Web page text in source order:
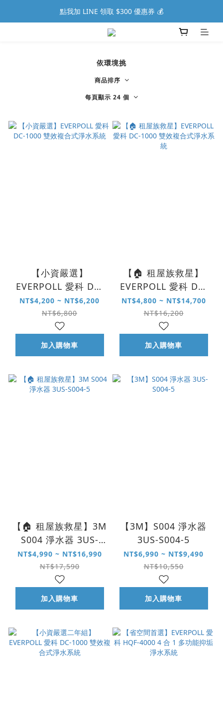
點我加 LINE 領取 $300 優惠券 💰
依環境挑
商品排序
每頁顯示 24 個
【小資嚴選】
EVERPOLL 愛科 DC-
1000 雙效複合式淨水
系統
NT$4,200 ~ NT$6,200
NT$6,800
加入購物車
【🏠 租屋族救星】
EVERPOLL 愛科 DC-
1000 雙效複合式淨水
系統
NT$4,800 ~ NT$14,700
NT$16,200
加入購物車
【🏠 租屋族救星】3M
S004 淨水器 3US-
S004-5
NT$4,990 ~ NT$16,990
NT$17,590
加入購物車
【3M】S004 淨水器
3US-S004-5
NT$6,990 ~ NT$9,490
NT$10,550
加入購物車